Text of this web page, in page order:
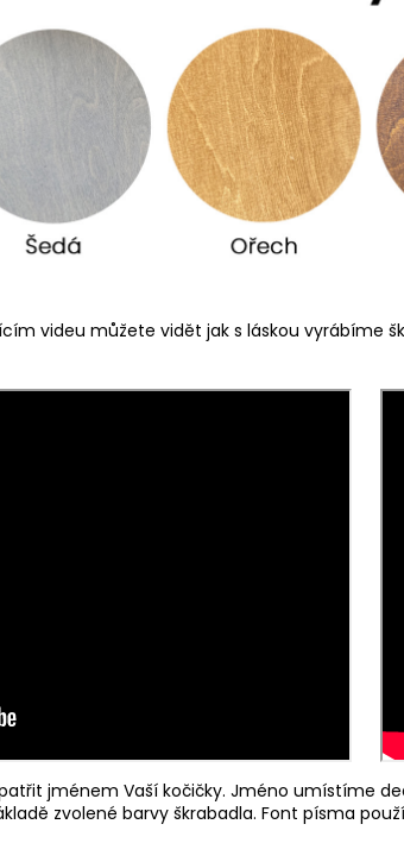
videu můžete vidět jak s láskou vyrábíme
jménem Vaší kočičky. Jméno umístíme
zvolené barvy škrabadla. Font písma